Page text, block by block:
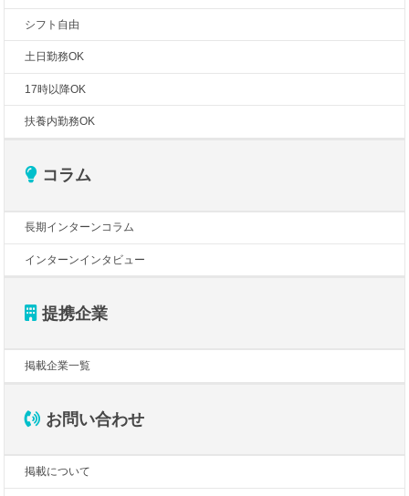
シフト自由
土日勤務OK
17時以降OK
扶養内勤務OK
コラム
長期インターンコラム
インターンインタビュー
提携企業
掲載企業一覧
お問い合わせ
掲載について